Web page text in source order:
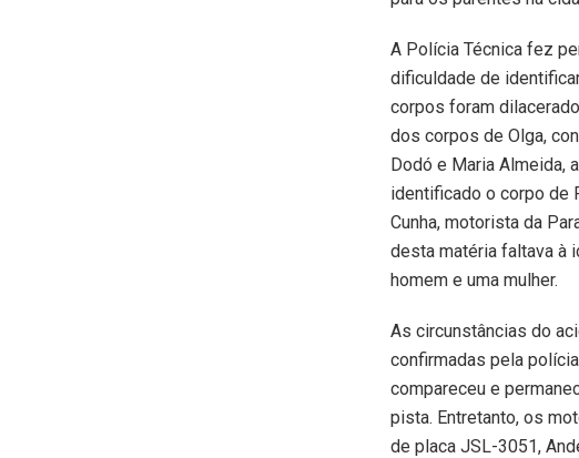
A Polícia Técnica fez
dificuldade de
corpos foram
dos corpos de Olga,
Dodó e Maria Almeida,
identificado o corpo de
Cunha, motorista da
desta matéria faltava à
homem e uma mulher.
As circunstâncias do
confirmadas pela
compareceu e
pista. Entretanto, os
de placa JSL-3051,